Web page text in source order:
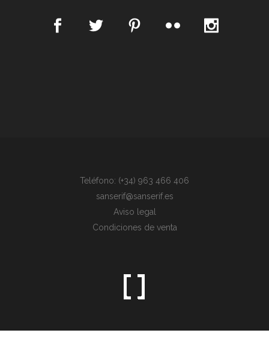
Teléfono: (+34) 963 466 406
sanserif@sanserif.es
Aviso legal
Condiciones de venta